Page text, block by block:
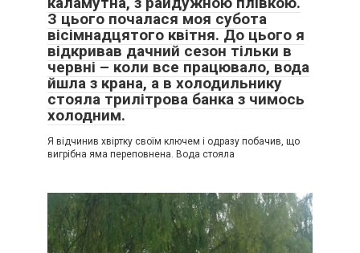
З цього почалася моя субота
вісімнадцятого квітня. До цього я
відкривав дачний сезон тільки в
червні – коли все працювало, вода
йшла з крана, а в холодильнику
стояла трилітрова банка з чимось
холодним.
Я відчинив хвіртку своїм ключем і одразу побачив, що
вигрібна яма переповнена. Вода стояла